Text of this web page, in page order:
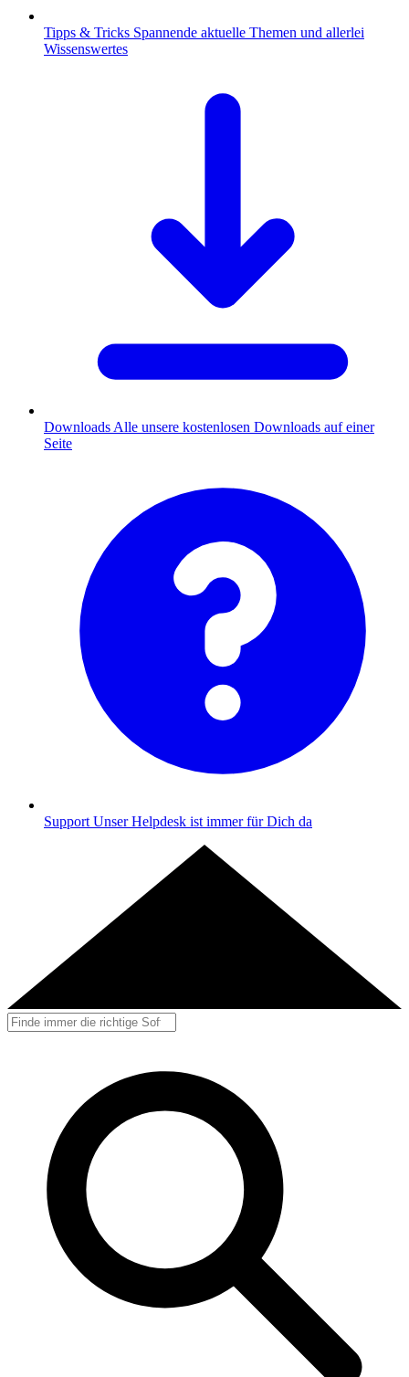
Tipps & Tricks Spannende aktuelle Themen und allerlei
Wissenswertes
Downloads Alle unsere kostenlosen Downloads auf einer
Seite
Support Unser Helpdesk ist immer für Dich da